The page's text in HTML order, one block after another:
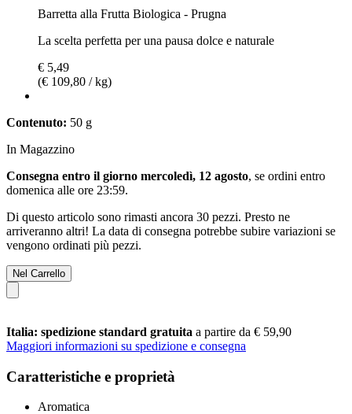
Barretta alla Frutta Biologica - Prugna
La scelta perfetta per una pausa dolce e naturale
€ 5,49
(€ 109,80 / kg)
Contenuto: 50 g
In Magazzino
Consegna entro il giorno mercoledì, 12 agosto, se ordini entro
domenica alle ore 23:59.
Di questo articolo sono rimasti ancora 30 pezzi. Presto ne
arriveranno altri! La data di consegna potrebbe subire variazioni se
vengono ordinati più pezzi.
Nel Carrello
Italia: spedizione standard gratuita a partire da € 59,90
Maggiori informazioni su spedizione e consegna
Caratteristiche e proprietà
Aromatica